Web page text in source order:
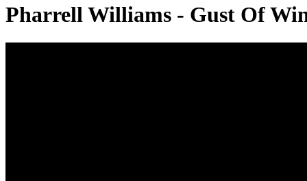
Pharrell Williams - Gust Of